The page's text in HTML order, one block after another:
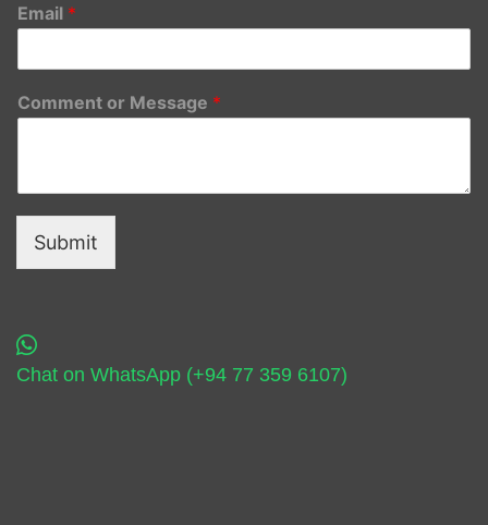
Email *
Comment or Message *
Submit
Chat on WhatsApp (+94 77 359 6107)